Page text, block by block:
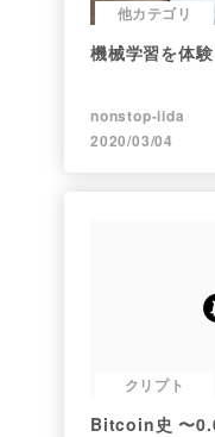
他カテゴリ
機械学習を体
nonstop-iida
2020/03/04
クリプト
Bitcoin史 〜